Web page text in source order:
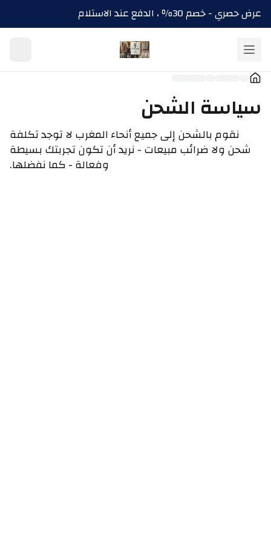
عرض حصري - خصم 30٪ ، الدفع عند الاستلام
سياسة الشحن
نقوم بالشحن إلى جميع أنحاء المغرب لا توجد تكلفة
شحن ولا ضرائب مبيعات - نريد أن تكون تجربتك بسيطة
وفعالة - كما نفضلها.